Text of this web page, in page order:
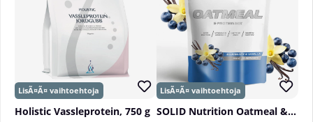
Holistic Vassleprotein, 750 g SOLID Nutrition Oatmeal & Protein Mix, 750 g